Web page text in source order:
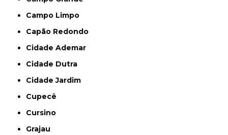
Campo Limpo
Capão Redondo
Cidade Ademar
Cidade Dutra
Cidade Jardim
Cupecê
Cursino
Grajau